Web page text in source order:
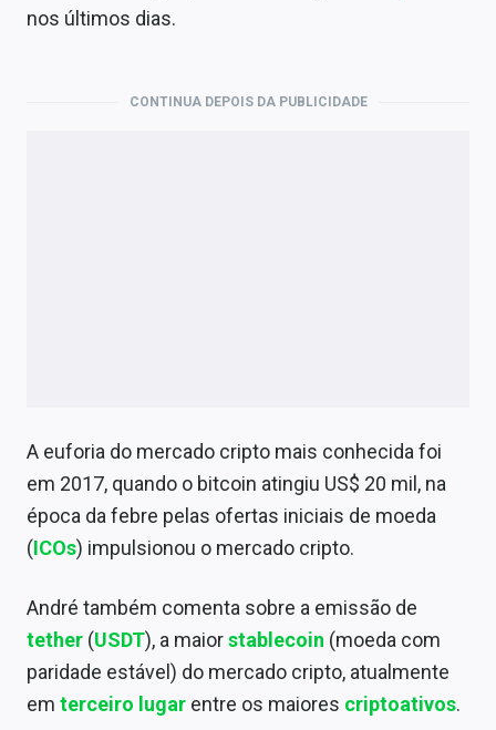
Tecnologia
Conteúdo de Marca
Sobre
Expediente
nos últimos dias.
CONTINUA DEPOIS DA PUBLICIDADE
A euforia do mercado cripto mais conhecida foi
em 2017, quando o bitcoin atingiu US$ 20 mil, na
época da febre pelas ofertas iniciais de moeda
(ICOs) impulsionou o mercado cripto.
André também comenta sobre a emissão de
tether (USDT), a maiorstablecoin (moeda com
paridade estável) do mercado cripto, atualmente
em terceiro lugar entre os maiores criptoativos.